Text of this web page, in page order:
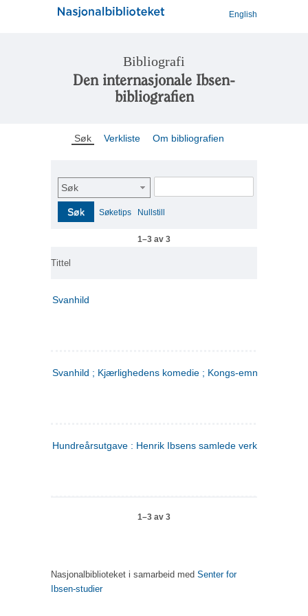
English
Bibliografi
Den internasjonale Ibsen-
bibliografien
Søk Verkliste Om bibliografien
Søk
Søk Søketips Nullstill
1–3 av 3
Tittel
Svanhild
Svanhild ; Kjærlighedens komedie ; Kongs-emnerne
Hundreårsutgave : Henrik Ibsens samlede verker. 4
1–3 av 3
Nasjonalbiblioteket i samarbeid med Senter for
Ibsen-studier